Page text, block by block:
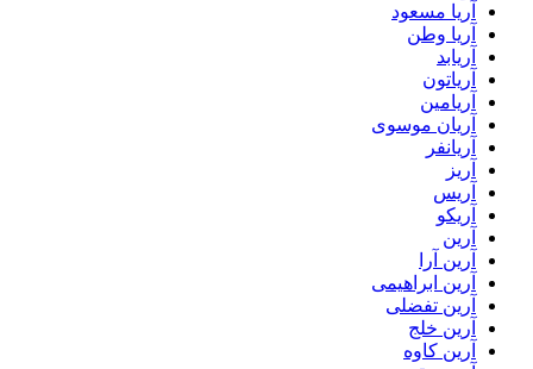
آریا مسعود
آریا وطن
آریابد
آریاتون
آریامین
آریان موسوی
آریانفر
آریز
آریس
آریکو
آرین
آرین آرا
آرین ابراهیمی
آرین تفضلی
آرین خلج
آرین کاوه